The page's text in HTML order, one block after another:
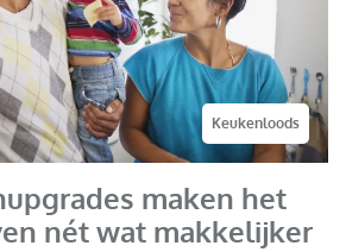
Keukenloods
maken het
nét wat makkelijker